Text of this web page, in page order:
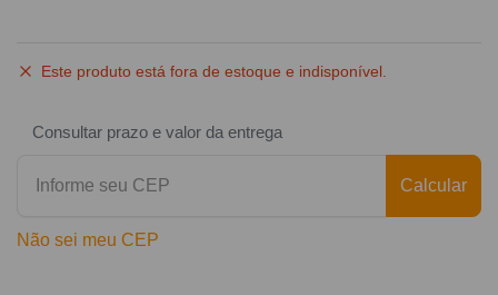
Este produto está fora de estoque e indisponível.
Consultar prazo e valor da entrega
Calcular
Não sei meu CEP